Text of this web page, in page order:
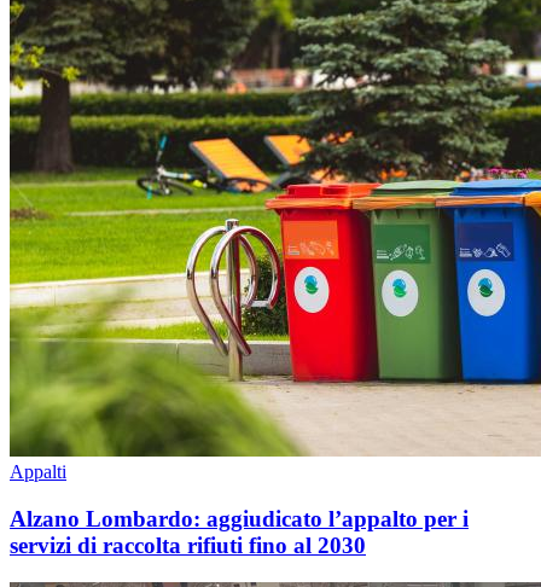
Appalti
Alzano Lombardo: aggiudicato l’appalto per i
servizi di raccolta rifiuti fino al 2030